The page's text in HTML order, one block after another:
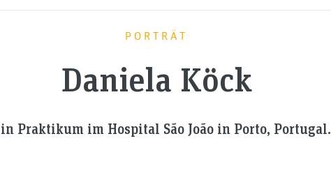
PORTRÄT
Daniela Köck
Praktikum im Hospital São João in Porto, Portugal.